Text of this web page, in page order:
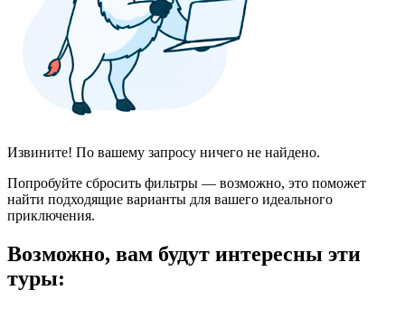
Извините! По вашему запросу ничего не найдено.
Попробуйте сбросить фильтры — возможно, это поможет
найти подходящие варианты для вашего идеального
приключения.
Возможно, вам будут интересны эти
туры: